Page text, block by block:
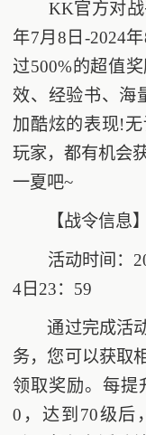
KK官方对战
年7月8日-2024
过500%的超值
效、经验书、海
加酷炫的表现!
玩家，都有机会
一夏吧~
【战令信息】
活动时间：
4日23：59
通过完成活动
务，您可以获取
领取奖励。每提
0，达到70级后